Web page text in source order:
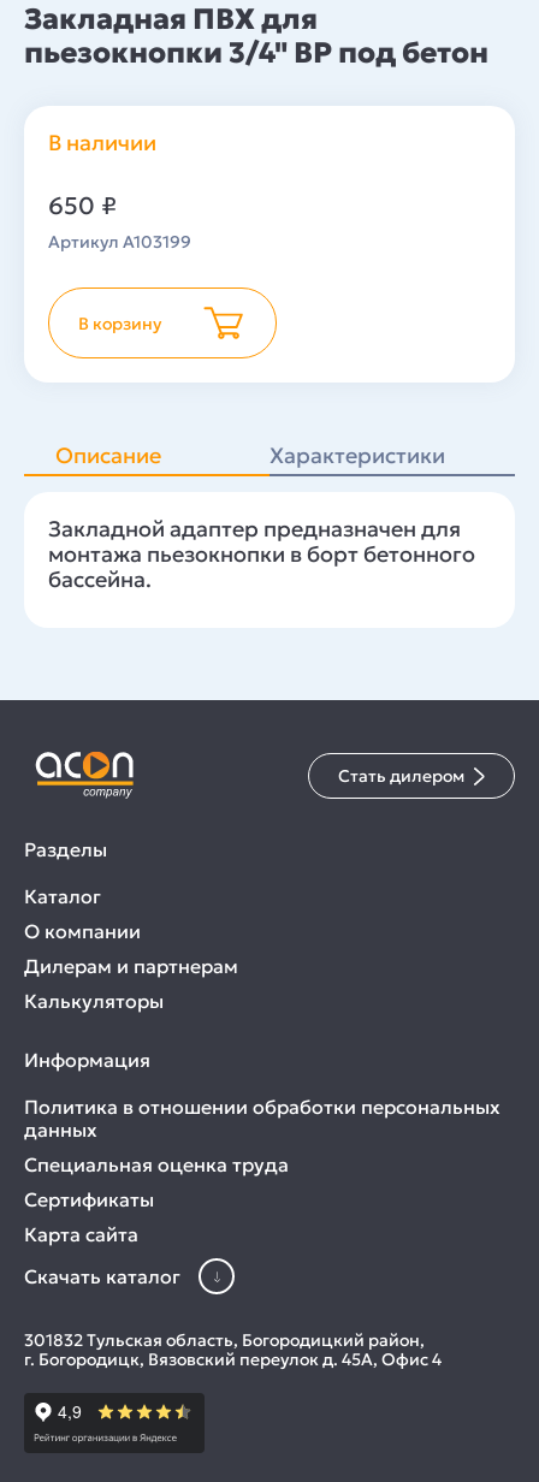
Закладная ПВХ для
пьезокнопки 3/4" ВР под бетон
В наличии
650 ₽
Артикул A103199
В корзину
Описание Характеристики
Закладной адаптер предназначен для
монтажа пьезокнопки в борт бетонного
бассейна.
Стать дилером
Разделы
Каталог
О компании
Дилерам и партнерам
Калькуляторы
Информация
Политика в отношении обработки персональных
данных
Специальная оценка труда
Сертификаты
Карта сайта
Скачать каталог
301832 Тульская область, Богородицкий район,
г. Богородицк, Вязовский переулок д. 45А, Офис 4